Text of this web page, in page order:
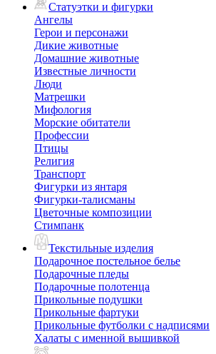
Статуэтки и фигурки
Ангелы
Герои и персонажи
Дикие животные
Домашние животные
Известные личности
Люди
Матрешки
Мифология
Морские обитатели
Профессии
Птицы
Религия
Транспорт
Фигурки из янтаря
Фигурки-талисманы
Цветочные композиции
Стимпанк
Текстильные изделия
Подарочное постельное белье
Подарочные пледы
Подарочные полотенца
Прикольные подушки
Прикольные фартуки
Прикольные футболки с надписями
Халаты с именной вышивкой